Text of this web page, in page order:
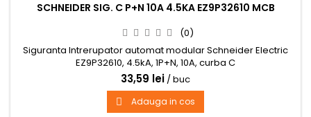
SCHNEIDER SIG. C P+N 10A 4.5KA EZ9P32610 MCB
(0)
Siguranta Intrerupator automat modular Schneider Electric
EZ9P32610, 4.5kA, 1P+N, 10A, curba C
33,59 lei / buc
 Adauga in cos